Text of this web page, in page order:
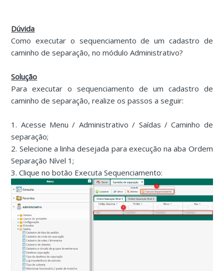
Dúvida
Como executar o sequenciamento de um cadastro de
caminho de separação, no módulo Administrativo?
Solução
Para executar o sequenciamento de um cadastro de
caminho de separação, realize os passos a seguir:
1. Acesse Menu / Administrativo / Saídas / Caminho de
separação;
2. Selecione a linha desejada para execução na aba Ordem
Separação Nível 1;
3. Clique no botão Executa Sequenciamento: